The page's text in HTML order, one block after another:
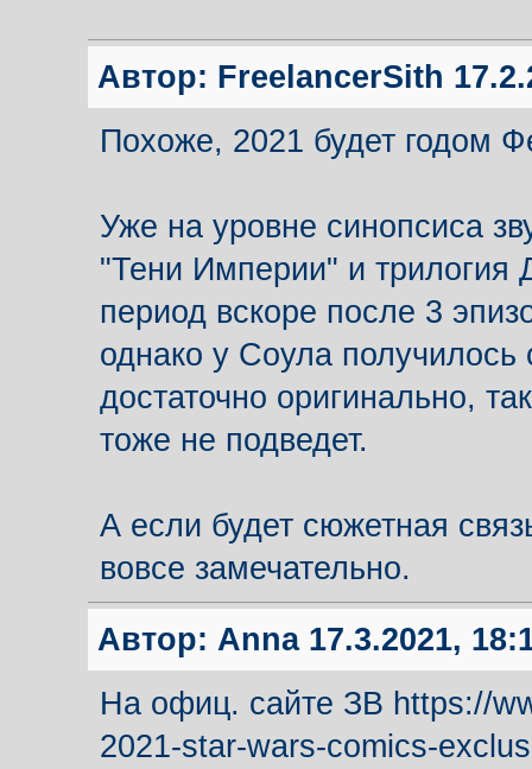
Автор: FreelancerSith
Похоже, 2021 будет годом
Уже на уровне синопсиса
"Тени Империи" и трилогия
период вскоре после 3
однако у Соула получилось
достаточно оригинально,
тоже не подведет.
А если будет сюжетная
вовсе замечательно.
Автор: Anna17.3.2021,
На офиц. сайте ЗВ https://
2021-star-wars-comics-